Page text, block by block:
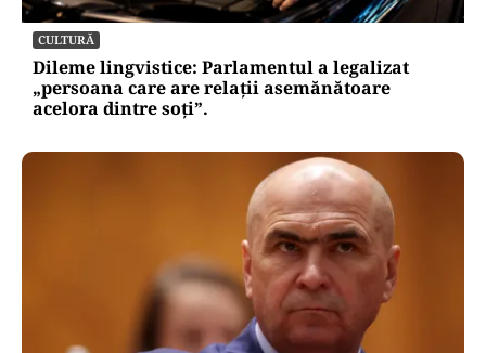
CULTURĂ
Dileme lingvistice: Parlamentul a legalizat
„persoana care are relații asemănătoare
acelora dintre soți”.